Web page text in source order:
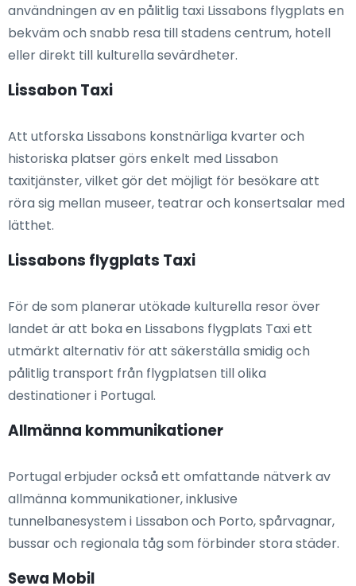
användningen av en pålitlig taxi Lissabons flygplats en
bekväm och snabb resa till stadens centrum, hotell
eller direkt till kulturella sevärdheter.
Lissabon Taxi
Att utforska Lissabons konstnärliga kvarter och
historiska platser görs enkelt med Lissabon
taxitjänster, vilket gör det möjligt för besökare att
röra sig mellan museer, teatrar och konsertsalar med
lätthet.
Lissabons flygplats Taxi
För de som planerar utökade kulturella resor över
landet är att boka en Lissabons flygplats Taxi ett
utmärkt alternativ för att säkerställa smidig och
pålitlig transport från flygplatsen till olika
destinationer i Portugal.
Allmänna kommunikationer
Portugal erbjuder också ett omfattande nätverk av
allmänna kommunikationer, inklusive
tunnelbanesystem i Lissabon och Porto, spårvagnar,
bussar och regionala tåg som förbinder stora städer.
Sewa Mobil